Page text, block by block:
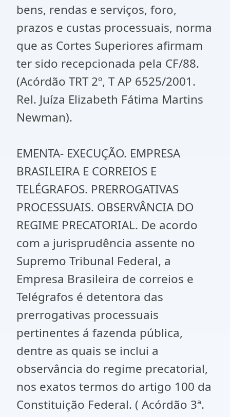
bens, rendas e serviços, foro,
prazos e custas processuais, norma
que as Cortes Superiores afirmam
ter sido recepcionada pela CF/88.
(Acórdão TRT 2º, T AP 6525/2001.
Rel. Juíza Elizabeth Fátima Martins
Newman).
EMENTA- EXECUÇÃO. EMPRESA
BRASILEIRA E CORREIOS E
TELÉGRAFOS. PRERROGATIVAS
PROCESSUAIS. OBSERVÂNCIA DO
REGIME PRECATORIAL. De acordo
com a jurisprudência assente no
Supremo Tribunal Federal, a
Empresa Brasileira de correios e
Telégrafos é detentora das
prerrogativas processuais
pertinentes á fazenda pública,
dentre as quais se inclui a
observância do regime precatorial,
nos exatos termos do artigo 100 da
Constituição Federal. ( Acórdão 3ª.